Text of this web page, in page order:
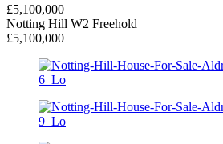
£5,100,000
Notting Hill W2 Freehold
£5,100,000